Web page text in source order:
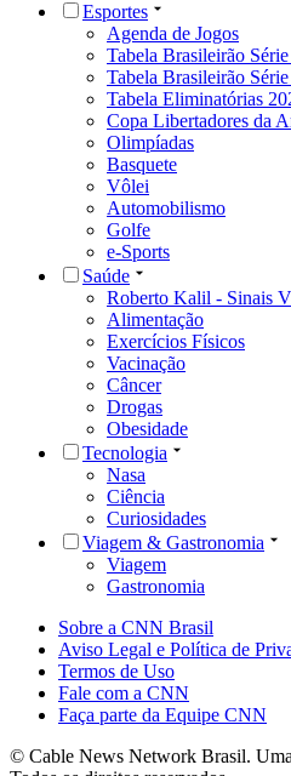
Esportes
Agenda de Jogos
Tabela Brasileirão
Tabela Brasileirão
Tabela Eliminatórias
Copa Libertadores da
Olimpíadas
Basquete
Vôlei
Automobilismo
Golfe
e-Sports
Saúde
Roberto Kalil - Sinais
Alimentação
Exercícios Físicos
Vacinação
Câncer
Drogas
Obesidade
Tecnologia
Nasa
Ciência
Curiosidades
Viagem & Gastronomia
Viagem
Gastronomia
Sobre a CNN Brasil
Aviso Legal e Política de
Termos de Uso
Fale com a CNN
Faça parte da Equipe CNN
© Cable News Network Brasil.